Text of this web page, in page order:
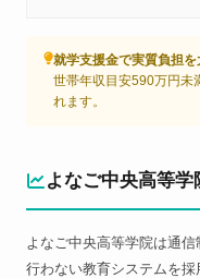
就学支援金で実質負担を
世帯年収目安590万円未
れます。
よなご中央高等学
よなご中央高等学院は通
行わない教育システムを